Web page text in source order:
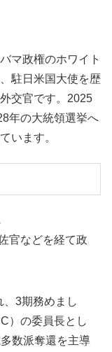
マ政権のホワイト
駐日米国大使を歴
交官です。2025
年の大統領選挙へ
います。
官などを経て政
3期務めまし
）の委員長とし
数派奪還を主導